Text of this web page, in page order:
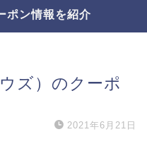
ポン情報を紹介
ズ）のクーポ
2021年6月21日